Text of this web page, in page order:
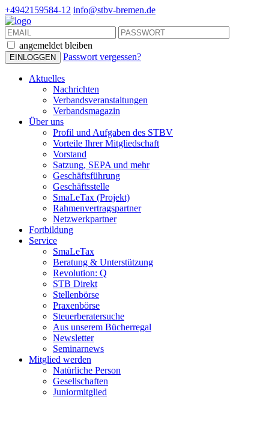
+4942159584-12 info@stbv-bremen.de
angemeldet bleiben
Passwort vergessen?
Aktuelles
Nachrichten
Verbandsveranstaltungen
Verbandsmagazin
Über uns
Profil und Aufgaben des STBV
Vorteile Ihrer Mitgliedschaft
Vorstand
Satzung, SEPA und mehr
Geschäftsführung
Geschäftsstelle
SmaLeTax (Projekt)
Rahmenvertragspartner
Netzwerkpartner
Fortbildung
Service
SmaLeTax
Beratung & Unterstützung
Revolution: Q
STB Direkt
Stellenbörse
Praxenbörse
Steuerberatersuche
Aus unserem Bücherregal
Newsletter
Seminarnews
Mitglied werden
Natürliche Person
Gesellschaften
Juniormitglied